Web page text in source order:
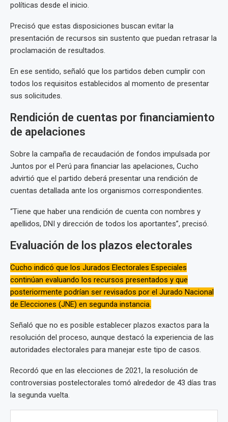
políticas desde el inicio.
Precisó que estas disposiciones buscan evitar la
presentación de recursos sin sustento que puedan retrasar la
proclamación de resultados.
En ese sentido, señaló que los partidos deben cumplir con
todos los requisitos establecidos al momento de presentar
sus solicitudes.
Rendición de cuentas por financiamiento
de apelaciones
Sobre la campaña de recaudación de fondos impulsada por
Juntos por el Perú para financiar las apelaciones, Cucho
advirtió que el partido deberá presentar una rendición de
cuentas detallada ante los organismos correspondientes.
“Tiene que haber una rendición de cuenta con nombres y
apellidos, DNI y dirección de todos los aportantes”, precisó.
Evaluación de los plazos electorales
Cucho indicó que los Jurados Electorales Especiales
continúan evaluando los recursos presentados y que
posteriormente podrían ser revisados por el Jurado Nacional
de Elecciones (JNE) en segunda instancia.
Señaló que no es posible establecer plazos exactos para la
resolución del proceso, aunque destacó la experiencia de las
autoridades electorales para manejar este tipo de casos.
Recordó que en las elecciones de 2021, la resolución de
controversias postelectorales tomó alrededor de 43 días tras
la segunda vuelta.